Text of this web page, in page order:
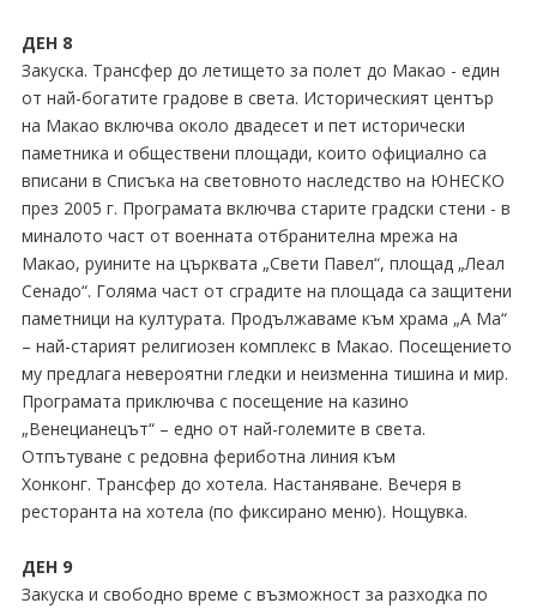
ДЕН 8
Закуска. Трансфер до летището за полет до Макао - един
от най-богатите градове в света. Историческият център
на Макао включва около двадесет и пет исторически
паметника и обществени площади, които официално са
вписани в Списъка на световното наследство на ЮНЕСКО
през 2005 г. Програмата включва старите градски стени - в
миналото част от военната отбранителна мрежа на
Макао, руините на църквата „Свети Павел“, площад „Леал
Сенадо“. Голяма част от сградите на площада са защитени
паметници на културата. Продължаваме към храма „A Мa“
– най-старият религиозен комплекс в Макао. Посещението
му предлага невероятни гледки и неизменна тишина и мир.
Програмата приключва с посещение на казино
„Венецианецът“ – едно от най-големите в света.
Отпътуване с редовна фериботна линия към
Хонконг. Трансфер до хотела. Настаняване. Вечеря в
ресторанта на хотела (по фиксирано меню). Нощувка.
ДЕН 9
Закуска и свободно време с възможност за разходка по